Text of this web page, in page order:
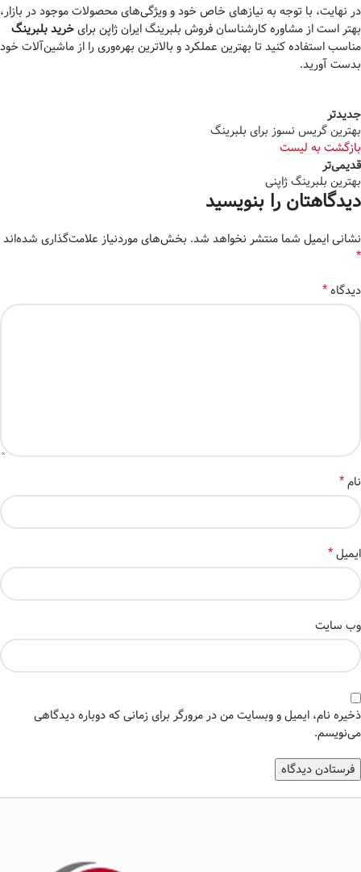
در نهایت، با توجه به نیازهای خاص خود و ویژگی‌های محصولات موجود در بازار،
بهتر است از مشاوره کارشناسان فروش بلبرینگ ایران ژاپن برایخرید بلبرینگ
مناسب استفاده کنید تا بهترین عملکرد و بالاترین بهره‌وری را از ماشین‌آلات خود
بدست آورید.
جدیدتر
بهترین گریس نسوز برای بلبرینگ
بازگشت به لیست
قدیمی‌تر
بهترین بلبرینگ ژاپنی
دیدگاهتان را بنویسید
نشانی ایمیل شما منتشر نخواهد شد. بخش‌های موردنیاز علامت‌گذاری شده‌اند
*
دیدگاه*
نام*
ایمیل*
وب‌ سایت
ذخیره نام، ایمیل و وبسایت من در مرورگر برای زمانی که دوباره دیدگاهی
می‌نویسم.